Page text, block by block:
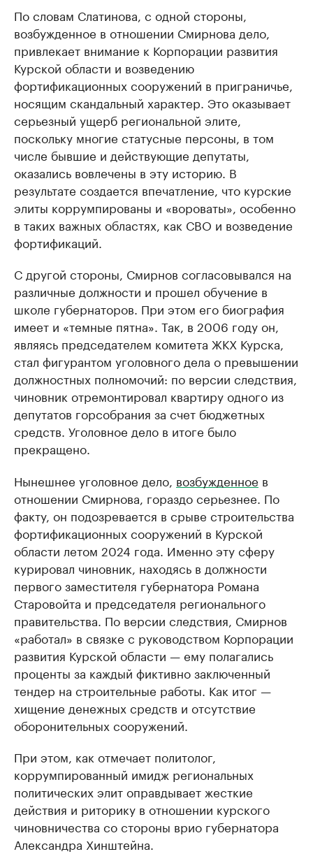
По словам Слатинова, с одной стороны,
возбужденное в отношении Смирнова дело,
привлекает внимание к Корпорации развития
Курской области и возведению
фортификационных сооружений в приграничье,
носящим скандальный характер. Это оказывает
серьезный ущерб региональной элите,
поскольку многие статусные персоны, в том
числе бывшие и действующие депутаты,
оказались вовлечены в эту историю. В
результате создается впечатление, что курские
элиты коррумпированы и «вороваты», особенно
в таких важных областях, как СВО и возведение
фортификаций.
С другой стороны, Смирнов согласовывался на
различные должности и прошел обучение в
школе губернаторов. При этом его биография
имеет и «темные пятна». Так, в 2006 году он,
являясь председателем комитета ЖКХ Курска,
стал фигурантом уголовного дела о превышении
должностных полномочий: по версии следствия,
чиновник отремонтировал квартиру одного из
депутатов горсобрания за счет бюджетных
средств. Уголовное дело в итоге было
прекращено.
Нынешнее уголовное дело, возбужденное в
отношении Смирнова, гораздо серьезнее. По
факту, он подозревается в срыве строительства
фортификационных сооружений в Курской
области летом 2024 года. Именно эту сферу
курировал чиновник, находясь в должности
первого заместителя губернатора Романа
Старовойта и председателя регионального
правительства. По версии следствия, Смирнов
«работал» в связке с руководством Корпорации
развития Курской области — ему полагались
проценты за каждый фиктивно заключенный
тендер на строительные работы. Как итог —
хищение денежных средств и отсутствие
оборонительных сооружений.
При этом, как отмечает политолог,
коррумпированный имидж региональных
политических элит оправдывает жесткие
действия и риторику в отношении курского
чиновничества со стороны врио губернатора
Александра Хинштейна.